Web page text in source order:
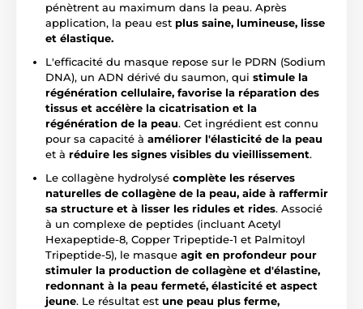
pénètrent au maximum dans la peau. Après
application, la peau est plus saine, lumineuse, lisse
et élastique.
L'efficacité du masque repose sur le PDRN (Sodium
DNA), un ADN dérivé du saumon, qui stimule la
régénération cellulaire, favorise la réparation des
tissus et accélère la cicatrisation et la
régénération de la peau. Cet ingrédient est connu
pour sa capacité à améliorer l'élasticité de la peau
et à réduire les signes visibles du vieillissement.
Le collagène hydrolysé complète les réserves
naturelles de collagène de la peau, aide à raffermir
sa structure et à lisser les ridules et rides. Associé
à un complexe de peptides (incluant Acetyl
Hexapeptide-8, Copper Tripeptide-1 et Palmitoyl
Tripeptide-5), le masque agit en profondeur pour
stimuler la production de collagène et d'élastine,
redonnant à la peau fermeté, élasticité et aspect
jeune. Le résultat est une peau plus ferme,